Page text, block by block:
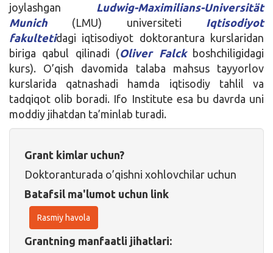
joylashgan Ludwig-Maximilians-Universität
Munich (LMU) universiteti Iqtisodiyot
fakultetidagi iqtisodiyot doktorantura kurslaridan
biriga qabul qilinadi (Oliver Falckboshchiligidagi
kurs). O’qish davomida talaba mahsus tayyorlov
kurslarida qatnashadi hamda iqtisodiy tahlil va
tadqiqot olib boradi. Ifo Institute esa bu davrda uni
moddiy jihatdan ta’minlab turadi.
Grant kimlar uchun?
Doktoranturada o’qishni xohlovchilar uchun
Batafsil ma'lumot uchun link
Rasmiy havola
Grantning manfaatli jihatlari: